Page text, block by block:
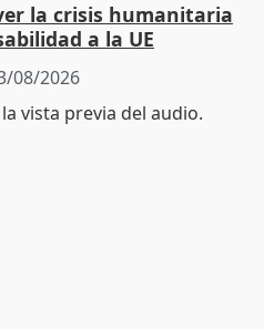
la crisis humanitaria
a la UE
08/2026